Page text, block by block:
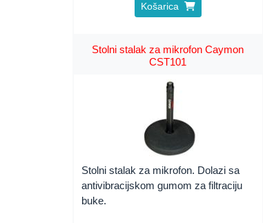
Košarica
Stolni stalak za mikrofon Caymon
CST101
Stolni stalak za mikrofon. Dolazi sa
antivibracijskom gumom za filtraciju
buke.